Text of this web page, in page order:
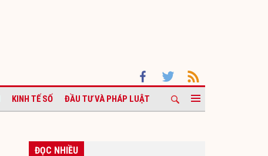
KINH TẾ SỐ ĐẦU TƯ VÀ PHÁP LUẬT
ĐỌC NHIỀU